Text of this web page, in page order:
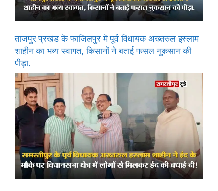
ताजपुर प्रखंड के फाजिलपुर में पूर्व विधायक अख्तरुल इस्लाम
शाहीन का भव्य स्वागत, किसानों ने बताई फसल नुकसान की
पीड़ा.